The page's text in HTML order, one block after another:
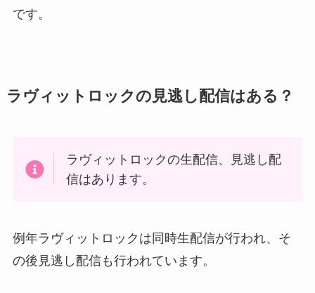
です。
ラヴィットロックの見逃し配信はある？
ラヴィットロックの生配信、見逃し配
信はあります。
例年ラヴィットロックは同時生配信が行われ、そ
の後見逃し配信も行われています。